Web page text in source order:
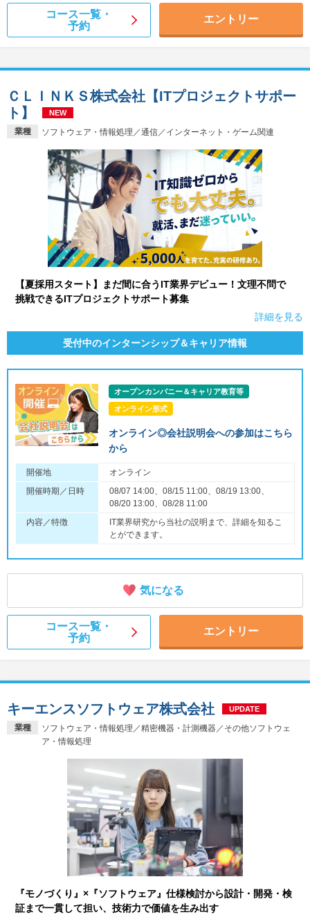
コース一覧・
予約
エントリー
業種 ソフトウェア・情報処理／通信／インターネット・ゲーム関連
ＣＬＩＮＫＳ株式会社【ITプロジェクトサポー
ト】
NEW
【夏採用スタート】まだ間に合うIT業界デビュー！文理不問で
挑戦できるITプロジェクトサポート募集
詳細を見る
受付中のインターンシップ＆キャリア情報
オープンカンパニー＆キャリア教育等
オンライン形式
オンライン◎会社説明会への参加はこちら
から
開催地
オンライン
開催時期／日時
08/07 14:00、08/15 11:00、08/19 13:00、
08/20 13:00、08/28 11:00
内容／特徴
IT業界研究から当社の説明まで、詳細を知るこ
とができます。
気になる
コース一覧・
予約
エントリー
業種
ソフトウェア・情報処理／精密機器・計測機器／その他ソフトウェ
ア・情報処理
キーエンスソフトウェア株式会社 UPDATE
『モノづくり』×『ソフトウェア』仕様検討から設計・開発・検
証まで一貫して担い、技術力で価値を生み出す